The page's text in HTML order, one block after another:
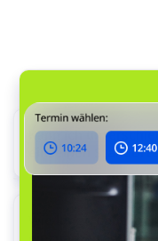
Kann ich
einzelnen
Ja — RO App
nach Standort an,
Wie lange dauert